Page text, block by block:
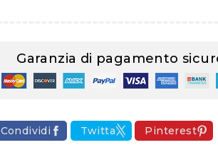
Garanzia di pagamento
Condividi Twitta Pinterest